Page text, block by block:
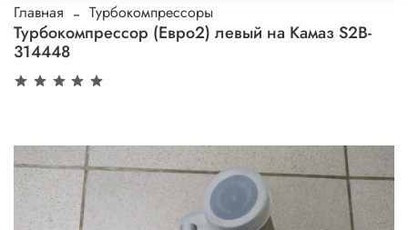
Главная Турбокомпрессоры
Турбокомпрессор (Евро2) левый на Камаз S2B-
314448